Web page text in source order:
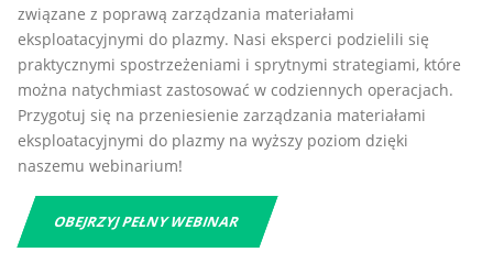
związane z poprawą zarządzania materiałami
eksploatacyjnymi do plazmy. Nasi eksperci podzielili się
praktycznymi spostrzeżeniami i sprytnymi strategiami, które
można natychmiast zastosować w codziennych operacjach.
Przygotuj się na przeniesienie zarządzania materiałami
eksploatacyjnymi do plazmy na wyższy poziom dzięki
naszemu webinarium!
OBEJRZYJ PEŁNY WEBINAR